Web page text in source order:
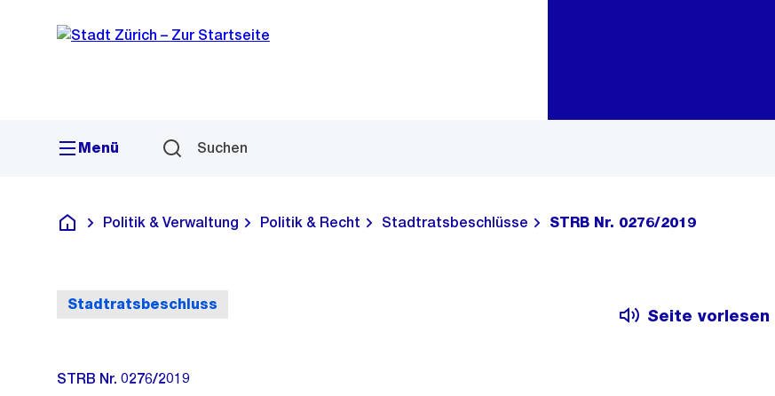
Navigation
Sprunglink
Menü Suchen
Deutsch
Politik & Verwaltung Politik & Recht Stadtratsbeschlüsse STRB Nr. 0276/2019
Stadtratsbeschluss
Seite vorlesen
STRB Nr. 0276/2019